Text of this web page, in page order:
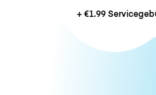
+€1.99